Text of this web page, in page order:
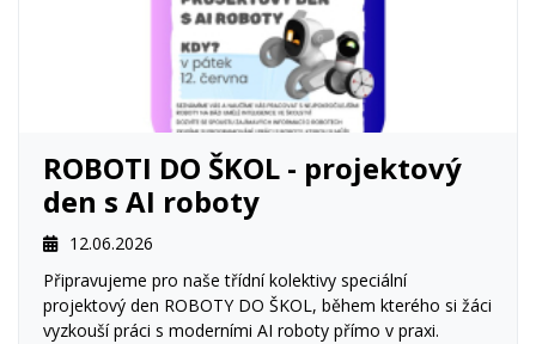
ROBOTI DO ŠKOL - projektový
den s AI roboty
12.06.2026
Připravujeme pro naše třídní kolektivy speciální
projektový den ROBOTY DO ŠKOL, během kterého si žáci
vyzkouší práci s moderními AI roboty přímo v praxi.